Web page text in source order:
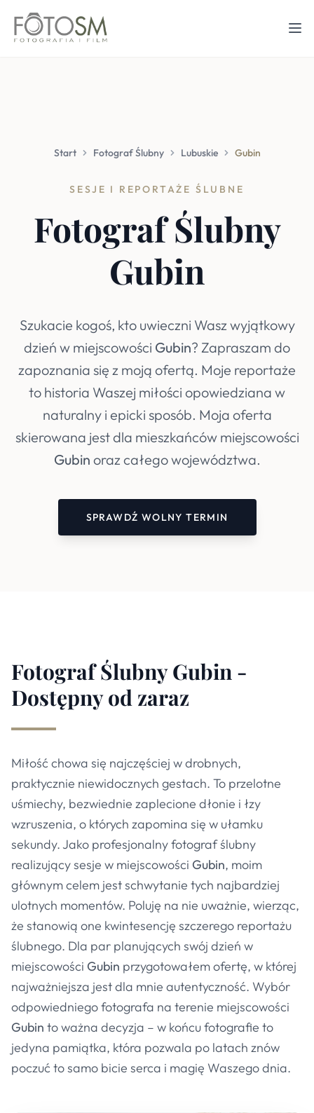
Start Fotograf Ślubny Lubuskie Gubin
SESJE I REPORTAŻE ŚLUBNE
Fotograf Ślubny
Gubin
Szukacie kogoś, kto uwieczni Wasz wyjątkowy
dzień w miejscowości Gubin? Zapraszam do
zapoznania się z moją ofertą. Moje reportaże
to historia Waszej miłości opowiedziana w
naturalny i epicki sposób. Moja oferta
skierowana jest dla mieszkańców miejscowości
Gubin oraz całego województwa.
SPRAWDŹ WOLNY TERMIN
Fotograf Ślubny Gubin -
Dostępny od zaraz
Miłość chowa się najczęściej w drobnych,
praktycznie niewidocznych gestach. To przelotne
uśmiechy, bezwiednie zaplecione dłonie i łzy
wzruszenia, o których zapomina się w ułamku
sekundy. Jako profesjonalny fotograf ślubny
realizujący sesje w miejscowości Gubin, moim
głównym celem jest schwytanie tych najbardziej
ulotnych momentów. Poluję na nie uważnie, wierząc,
że stanowią one kwintesencję szczerego reportażu
ślubnego. Dla par planujących swój dzień w
miejscowości Gubin przygotowałem ofertę, w której
najważniejsza jest dla mnie autentyczność. Wybór
odpowiedniego fotografa na terenie miejscowości
Gubin to ważna decyzja – w końcu fotografie to
jedyna pamiątka, która pozwala po latach znów
poczuć to samo bicie serca i magię Waszego dnia.